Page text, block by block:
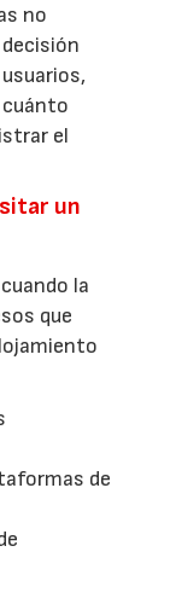
no
cuánto
el
un
la
que
de